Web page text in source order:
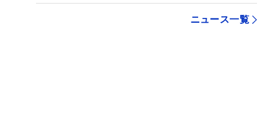
ニュース一覧